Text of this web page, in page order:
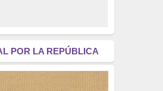
(305)
POR LA REPÚBLICA